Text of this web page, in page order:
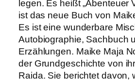
legen. Es heißt „Abenteuer
ist das neue Buch von
Es ist eine wunderbare
Autobiographie, Sachbuch
Erzählungen. Maike Maja
der Grundgeschichte von
Raida. Sie berichtet davon,